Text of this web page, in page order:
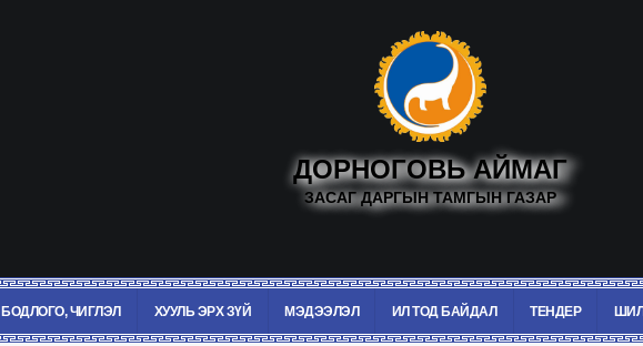
ДОРНОГОВЬ АЙМАГ
ЗАСАГ ДАРГЫН ТАМГЫН ГАЗАР
БОДЛОГО, ЧИГЛЭЛ ХУУЛЬ ЭРХ ЗҮЙ МЭДЭЭЛЭЛ ИЛ ТОД БАЙДАЛ ТЕНДЕР